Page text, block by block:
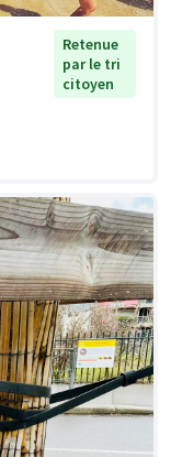
Retenue
par le tri
citoyen